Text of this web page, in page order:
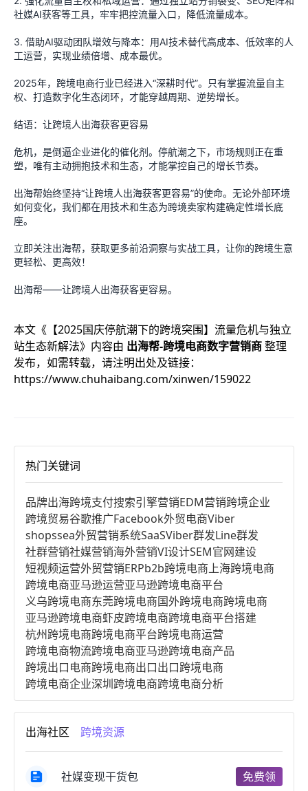
社媒AI获客等工具，牢牢把控流量入口，降低流量成本。
3. 借助AI驱动团队增效与降本：用AI技术替代高成本、低效率的人
工运营，实现业绩倍增、成本最优。
2025年，跨境电商行业已经进入“深耕时代”。只有掌握流量自主
权、打造数字化生态闭环，才能穿越周期、逆势增长。
结语：让跨境人出海获客更容易
危机，是倒逼企业进化的催化剂。停航潮之下，市场规则正在重
塑，唯有主动拥抱技术和生态，才能掌控自己的增长节奏。
出海帮始终坚持“让跨境人出海获客更容易”的使命。无论外部环境
如何变化，我们都在用技术和生态为跨境卖家构建确定性增长底
座。
立即关注出海帮，获取更多前沿洞察与实战工具，让你的跨境生意
更轻松、更高效！
出海帮——让跨境人出海获客更容易。
本文《 【2025国庆停航潮下的跨境突围】流量危机与独立
站生态新解法》内容由 出海帮-跨境电商数字营销商整理
发布，如需转载，请注明出处及链接：
https://www.chuhaibang.com/xinwen/159022
热门关键词
品牌出海跨境支付搜索引擎营销EDM营销跨境企业
跨境贸易谷歌推广Facebook外贸电商Viber
shopssea外贸营销系统SaaSViber群发Line群发
社群营销社媒营销海外营销VI设计SEM官网建设
短视频运营外贸营销ERPb2b跨境电商上海跨境电商
跨境电商亚马逊运营亚马逊跨境电商平台
义乌跨境电商东莞跨境电商国外跨境电商跨境电商
亚马逊跨境电商虾皮跨境电商跨境电商平台搭建
杭州跨境电商跨境电商平台跨境电商运营
跨境电商物流跨境电商亚马逊跨境电商产品
跨境出口电商跨境电商出口出口跨境电商
跨境电商企业深圳跨境电商跨境电商分析
进口跨境电商跨境电商服务广州跨境电商
跨境电商市场跨境电商创业跨境电商注册
跨境电商开店跨境电商营销
跨境电商商品个人跨境电商跨境电商案例
郑州跨境电商跨境电商趋势
出海社区 跨境资源
社媒变现干货包 免费领